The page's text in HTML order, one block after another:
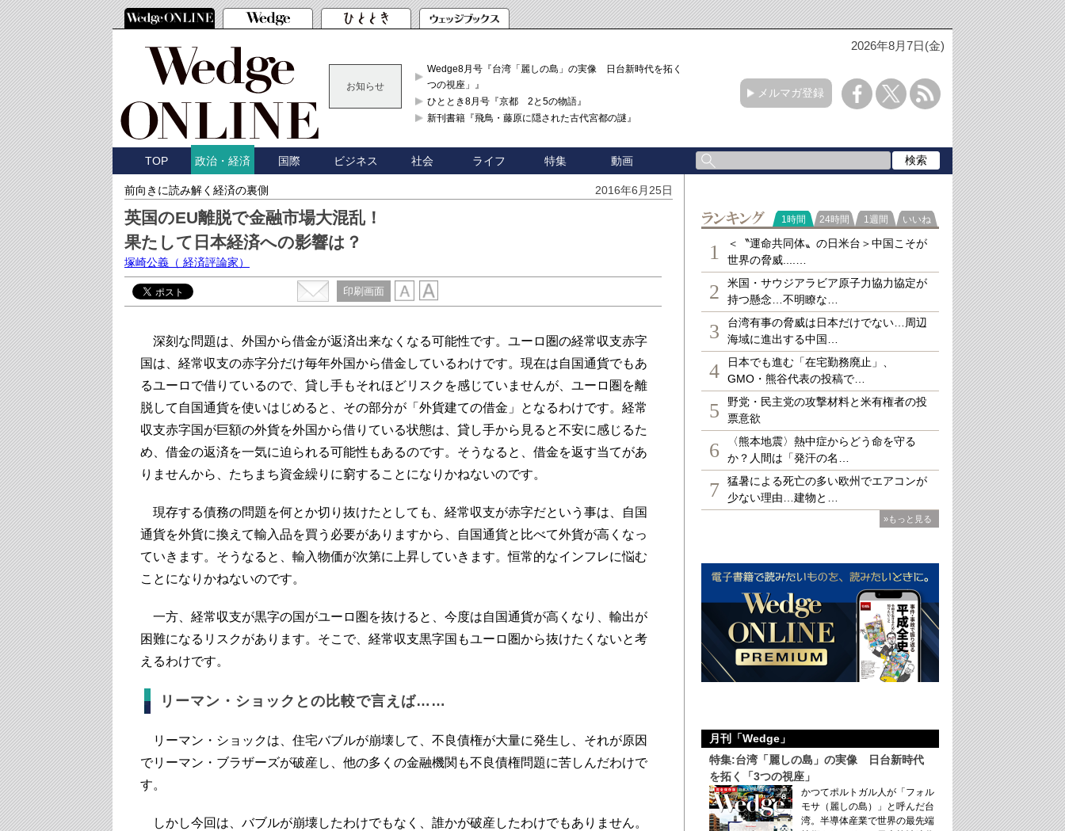
2026年8月7日(金)
お知らせ
Wedge8月号『台湾「麗しの島」の実像 日台新時代を拓く「3
つの視座」』
ひととき8月号『京都 2と5の物語』
新刊書籍『飛鳥・藤原に隠された古代宮都の謎』
メルマガ登録
TOP 政治・経済 国際 ビジネス 社会 ライフ 特集 動画
前向きに読み解く経済の裏側 2016年6月25日
英国のEU離脱で金融市場大混乱！
果たして日本経済への影響は？
塚崎公義 （ 経済評論家）
印刷画面
深刻な問題は、外国から借金が返済出来なくなる可能性です。ユーロ圏の経常収支赤字
国は、経常収支の赤字分だけ毎年外国から借金しているわけです。現在は自国通貨でもあ
るユーロで借りているので、貸し手もそれほどリスクを感じていませんが、ユーロ圏を離
脱して自国通貨を使いはじめると、その部分が「外貨建ての借金」となるわけです。経常
収支赤字国が巨額の外貨を外国から借りている状態は、貸し手から見ると不安に感じるた
め、借金の返済を一気に迫られる可能性もあるのです。そうなると、借金を返す当てがあ
りませんから、たちまち資金繰りに窮することになりかねないのです。
現存する債務の問題を何とか切り抜けたとしても、経常収支が赤字だという事は、自国
通貨を外貨に換えて輸入品を買う必要がありますから、自国通貨と比べて外貨が高くなっ
ていきます。そうなると、輸入物価が次第に上昇していきます。恒常的なインフレに悩む
ことになりかねないのです。
一方、経常収支が黒字の国がユーロ圏を抜けると、今度は自国通貨が高くなり、輸出が
困難になるリスクがあります。そこで、経常収支黒字国もユーロ圏から抜けたくないと考
えるわけです。
リーマン・ショックとの比較で言えば……
リーマン・ショックは、住宅バブルが崩壊して、不良債権が大量に発生し、それが原因
でリーマン・ブラザーズが破産し、他の多くの金融機関も不良債権問題に苦しんだわけで
す。
しかし今回は、バブルが崩壊したわけでもなく、誰かが破産したわけでもありません。
ランキング
1時間 24時間 1週間 いいね
1
＜〝運命共同体〟の日米台＞中国こそが
世界の脅威....…
2
米国・サウジアラビア原子力協力協定が
持つ懸念…不明瞭な…
3
台湾有事の脅威は日本だけでない…周辺
海域に進出する中国…
4
日本でも進む「在宅勤務廃止」、
GMO・熊谷代表の投稿で…
5
野党・民主党の攻撃材料と米有権者の投
票意欲
6
〈熊本地震〉熱中症からどう命を守る
か？人間は「発汗の名…
7
猛暑による死亡の多い欧州でエアコンが
少ない理由…建物と…
»もっと見る
月刊「Wedge」
特集:台湾「麗しの島」の実像 日台新時代
を拓く「3つの視座」
かつてポルトガル人が「フォル
モサ（麗しの島）」と呼んだ台
湾。半導体産業で世界の最先端